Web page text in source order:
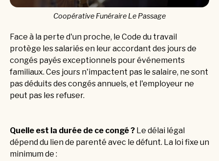
Face à la perte d'un proche, le Code du travail
protège les salariés en leur accordant des jours de
congés payés exceptionnels pour événements
familiaux. Ces jours n'impactent pas le salaire, ne sont
pas déduits des congés annuels, et l'employeur ne
peut pas les refuser.
Quelle est la durée de ce congé ? Le délai légal
dépend du lien de parenté avec le défunt. La loi fixe un
minimum de :
Coopérative Funéraire Le Passage